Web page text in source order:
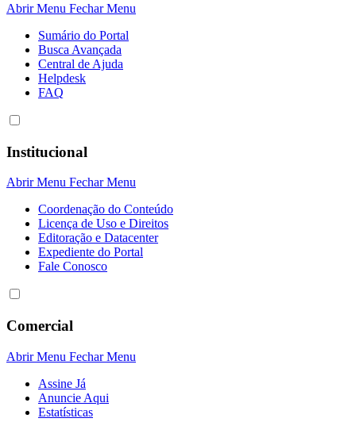
Abrir Menu Fechar Menu
Sumário do Portal
Busca Avançada
Central de Ajuda
Helpdesk
FAQ
Institucional
Abrir Menu Fechar Menu
Coordenação do Conteúdo
Licença de Uso e Direitos
Editoração e Datacenter
Expediente do Portal
Fale Conosco
Comercial
Abrir Menu Fechar Menu
Assine Já
Anuncie Aqui
Estatísticas